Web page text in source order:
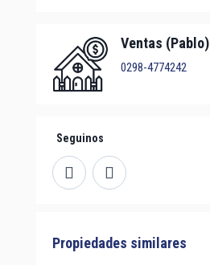
Ventas (Pablo)
0298-4774242
Seguinos
Propiedades similares